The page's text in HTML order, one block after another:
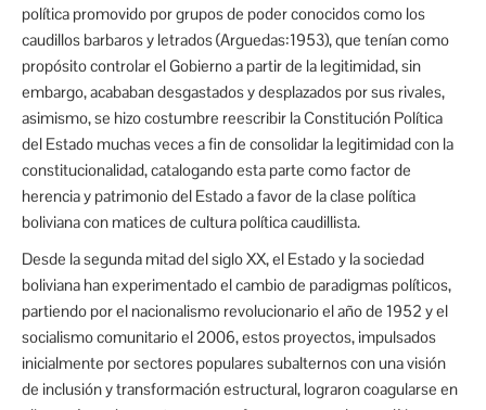
política promovido por grupos de poder conocidos como los
caudillos barbaros y letrados (Arguedas:1953), que tenían como
propósito controlar el Gobierno a partir de la legitimidad, sin
embargo, acababan desgastados y desplazados por sus rivales,
asimismo, se hizo costumbre reescribir la Constitución Política
del Estado muchas veces a fin de consolidar la legitimidad con la
constitucionalidad, catalogando esta parte como factor de
herencia y patrimonio del Estado a favor de la clase política
boliviana con matices de cultura política caudillista.
Desde la segunda mitad del siglo XX, el Estado y la sociedad
boliviana han experimentado el cambio de paradigmas políticos,
partiendo por el nacionalismo revolucionario el año de 1952 y el
socialismo comunitario el 2006, estos proyectos, impulsados
inicialmente por sectores populares subalternos con una visión
de inclusión y transformación estructural, lograron coagularse en